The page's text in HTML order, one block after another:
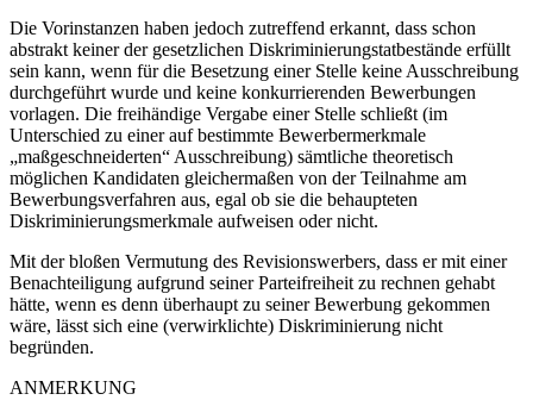
Die Vorinstanzen haben jedoch zutreffend erkannt, dass schon
abstrakt keiner der gesetzlichen Diskriminierungstatbestände erfüllt
sein kann, wenn für die Besetzung einer Stelle keine Ausschreibung
durchgeführt wurde und keine konkurrierenden Bewerbungen
vorlagen. Die freihändige Vergabe einer Stelle schließt (im
Unterschied zu einer auf bestimmte Bewerbermerkmale
„maßgeschneiderten“ Ausschreibung) sämtliche theoretisch
möglichen Kandidaten gleichermaßen von der Teilnahme am
Bewerbungsverfahren aus, egal ob sie die behaupteten
Diskriminierungsmerkmale aufweisen oder nicht.
Mit der bloßen Vermutung des Revisionswerbers, dass er mit einer
Benachteiligung aufgrund seiner Parteifreiheit zu rechnen gehabt
hätte, wenn es denn überhaupt zu seiner Bewerbung gekommen
wäre, lässt sich eine (verwirklichte) Diskriminierung nicht
begründen.
ANMERKUNG